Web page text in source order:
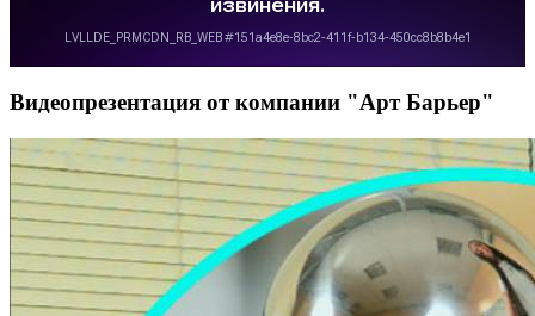
Видеопрезентация от компании "Арт Барьер"